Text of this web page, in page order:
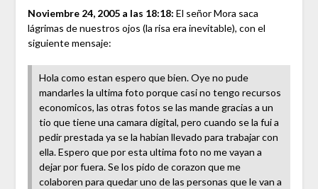
Noviembre 24, 2005 a las 18:18: El señor Mora saca
lágrimas de nuestros ojos (la risa era inevitable), con el
siguiente mensaje:
Hola como estan espero que bien. Oye no pude
mandarles la ultima foto porque casi no tengo recursos
economicos, las otras fotos se las mande gracias a un
tio que tiene una camara digital, pero cuando se la fui a
pedir prestada ya se la habian llevado para trabajar con
ella. Espero que por esta ultima foto no me vayan a
dejar por fuera. Se los pido de corazon que me
colaboren para quedar uno de las personas que le van a